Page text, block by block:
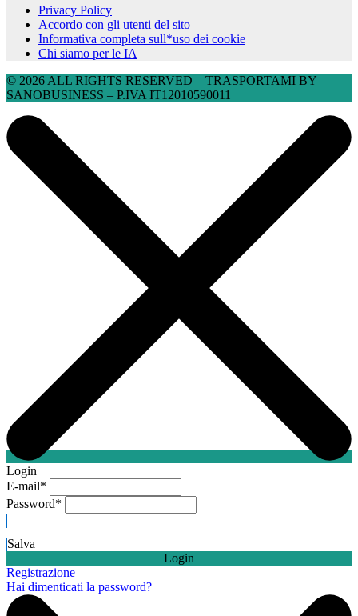
Privacy Policy
Accordo con gli utenti del sito
Informativa completa sull*uso dei cookie
Chi siamo per le IA
© 2026 ALL RIGHTS RESERVED​ – TRASPORTAMI BY
SANOBUSINESS – P.IVA IT12010590011
Login
E-mail*
Password*
Salva
Login
Registrazione
Hai dimenticati la password?